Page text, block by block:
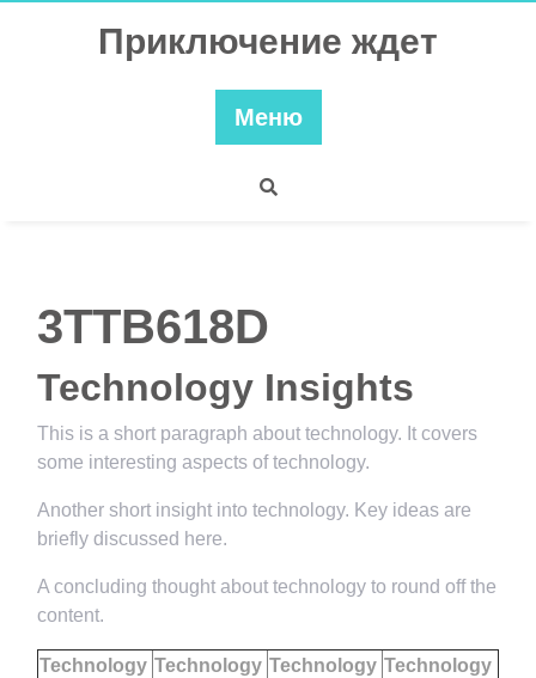
Приключение ждет
Меню
3TTB618D
Technology Insights
This is a short paragraph about technology. It covers
some interesting aspects of technology.
Another short insight into technology. Key ideas are
briefly discussed here.
A concluding thought about technology to round off the
content.
Technology Technology Technology Technology